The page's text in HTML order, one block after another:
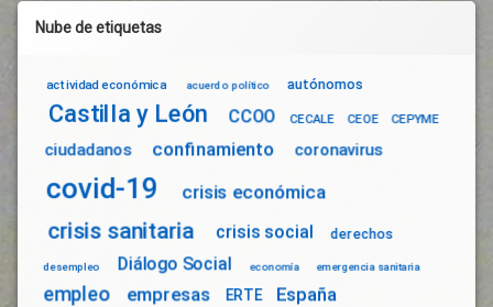
Nube de etiquetas
actividad económica acuerdo político autónomos
Castilla y León CCOO CECALE CEOE CEPYME
ciudadanos confinamiento coronavirus
covid-19 crisis económica
crisis sanitaria crisis social derechos
desempleo Diálogo Social economía emergencia sanitaria
empleo empresas ERTE España